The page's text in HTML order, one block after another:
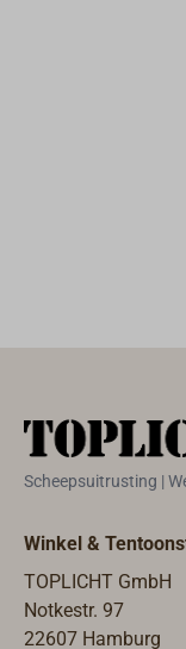
Scheepsuitrusting |
Winkel &
TOPLICHT GmbH
Notkestr. 97
22607 Hamburg